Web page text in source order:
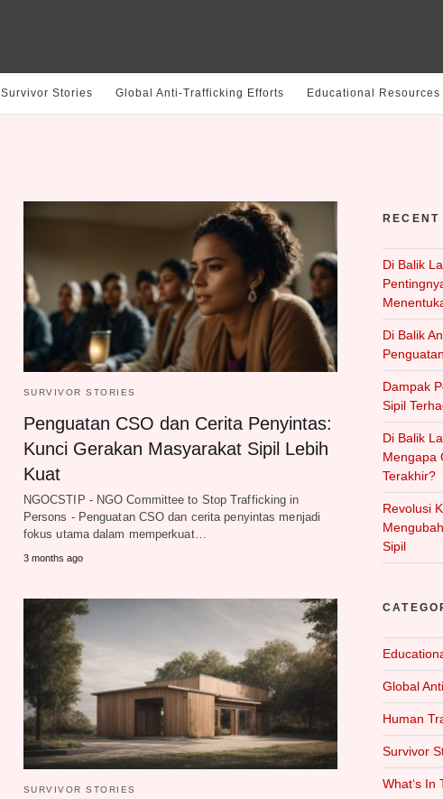
Survivor Stories Global Anti-Trafficking Efforts Educational Resources
SURVIVOR STORIES
Penguatan CSO dan Cerita Penyintas:
Kunci Gerakan Masyarakat Sipil Lebih
Kuat
NGOCSTIP - NGO Committee to Stop Trafficking in
Persons - Penguatan CSO dan cerita penyintas menjadi
fokus utama dalam memperkuat…
3 months ago
SURVIVOR STORIES
RECENT
Di Balik
Di Balik
Dampak
Sipil
Di Balik
Mengapa
Terakhir?
Revolusi
Sipil
Global
Human
Survivor
What‘s In